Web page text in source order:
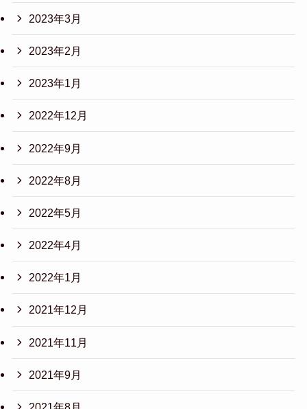
2023年3月
2023年2月
2023年1月
2022年12月
2022年9月
2022年8月
2022年5月
2022年4月
2022年1月
2021年12月
2021年11月
2021年9月